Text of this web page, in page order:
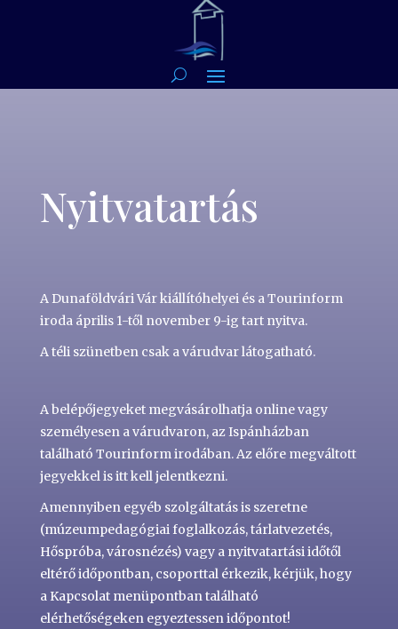
Nyitvatartás
A Dunaföldvári Vár kiállítóhelyei és a Tourinform
iroda április 1-től november 9-ig tart nyitva.
A téli szünetben csak a várudvar látogatható.
A belépőjegyeket megvásárolhatja online vagy
személyesen a várudvaron, azIspánházban
található Tourinform irodában. Az előre megváltott
jegyekkel is itt kell jelentkezni.
Amennyiben egyéb szolgáltatás is szeretne
(múzeumpedagógiai foglalkozás, tárlatvezetés,
Hőspróba, városnézés) vagy a nyitvatartási időtől
eltérő időpontban, csoporttal érkezik, kérjük, hogy
a Kapcsolat menüpontbantalálható
elérhetőségeken egyeztessen időpontot!